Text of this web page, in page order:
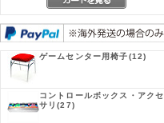
ゲームセンター用椅子(12)
コントロールボックス・アクセ
サリ(27)